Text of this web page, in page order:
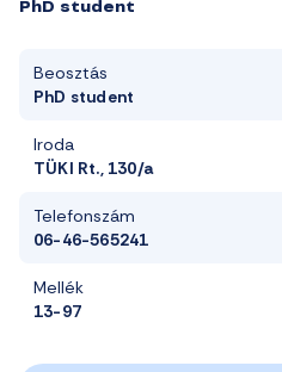
PhD student
Beosztás
PhD student
Iroda
TÜKI Rt., 130/a
Telefonszám
06-46-565241
Mellék
13-97